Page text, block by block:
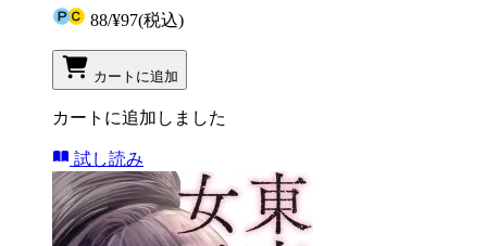
88/¥97(税込)
カートに追加
カートに追加しました
試し読み